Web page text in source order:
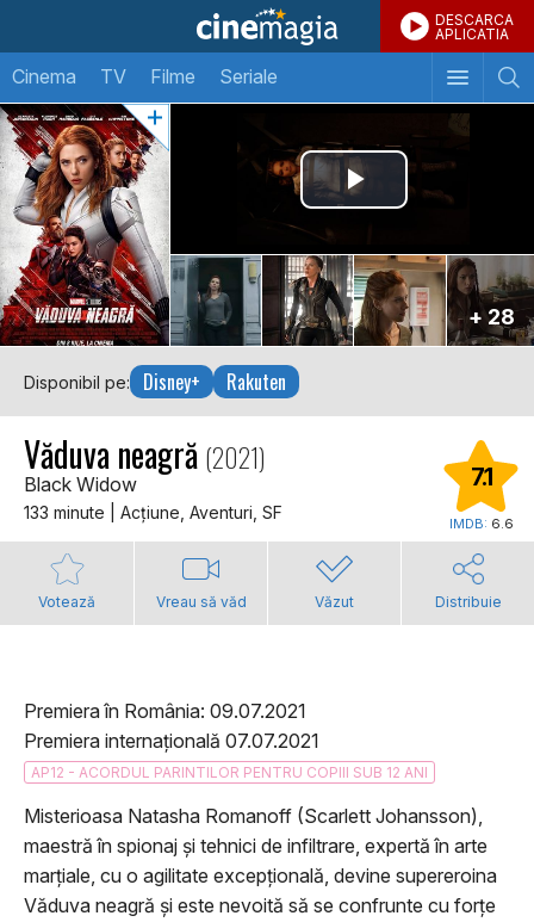
DESCARCA
APLICATIA
Cinema TV Filme Seriale
+ 28
Disponibil pe: Disney+ Rakuten
Văduva neagră (2021)
Black Widow
133 minute | Acţiune, Aventuri, SF
7.1
IMDB: 6.6
Votează Vreau să văd Văzut Distribuie
Premiera în România: 09.07.2021
Premiera internațională 07.07.2021
AP12 - ACORDUL PARINTILOR PENTRU COPIII SUB 12 ANI
Misterioasa Natasha Romanoff (Scarlett Johansson),
maestră în spionaj și tehnici de infiltrare, expertă în arte
marțiale, cu o agilitate excepțională, devine supereroina
Văduva neagră și este nevoită să se confrunte cu forțe